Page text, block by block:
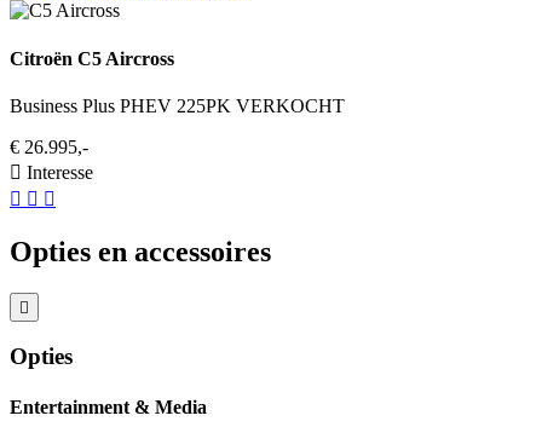
Citroën C5 Aircross
Business Plus PHEV 225PK VERKOCHT
€ 26.995,-
Interesse
Opties en accessoires
Opties
Entertainment & Media